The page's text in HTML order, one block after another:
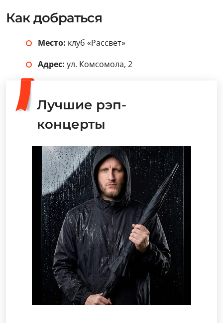
Как добраться
Место: клуб «Рассвет»
Адрес: ул. Комсомола, 2
Лучшие рэп-
концерты